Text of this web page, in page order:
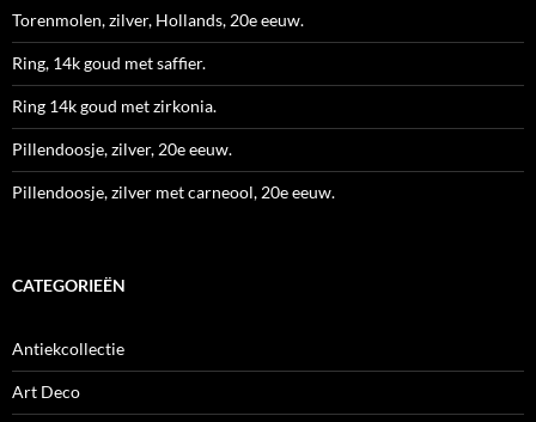
Torenmolen, zilver, Hollands, 20e eeuw.
Ring, 14k goud met saffier.
Ring 14k goud met zirkonia.
Pillendoosje, zilver, 20e eeuw.
Pillendoosje, zilver met carneool, 20e eeuw.
CATEGORIEËN
Antiekcollectie
Art Deco